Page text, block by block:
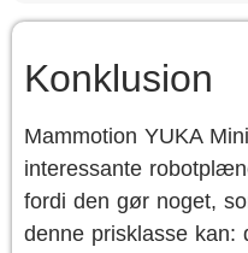
Konklusion
Mammotion YUKA
interessante
fordi den gør noget,
denne prisklasse kan: